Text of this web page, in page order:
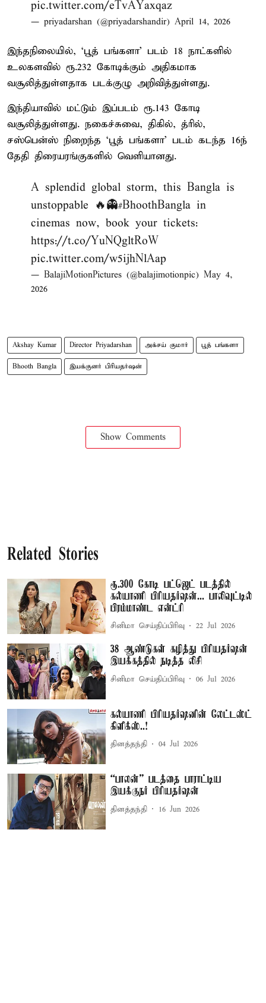
pic.twitter.com/eTvAYaxqaz
— priyadarshan (@priyadarshandir) April 14, 2026
இந்தநிலையில், ‘பூத் பங்களா’ படம் 18 நாட்களில்
உலகளவில் ரூ.232 கோடிக்கும் அதிகமாக
வசூலித்துள்ளதாக படக்குழு அறிவித்துள்ளது.
இந்தியாவில் மட்டும் இப்படம் ரூ.143 கோடி
வசூலித்துள்ளது. நகைச்சுவை, திகில், த்ரில்,
சஸ்பென்ஸ் நிறைந்த ‘பூத் பங்களா’ படம் கடந்த 16ந்
தேதி திரையரங்குகளில் வெளியானது.
A splendid global storm, this Bangla is
unstoppable 🔥👻#BhoothBangla in
cinemas now, book your tickets:
https://t.co/YuNQgltRoW
pic.twitter.com/w5ijhNlAap
— BalajiMotionPictures (@balajimotionpic) May 4,
2026
Akshay Kumar Director Priyadarshan அக்சய் குமார் பூத் பங்களா
Bhooth Bangla இயக்குனர் பிரியதர்ஷன்
Show Comments
Related Stories
ரூ.300 கோடி பட்ஜெட் படத்தில்
கல்யாணி பிரியதர்ஷன்... பாலிவுட்டில்
பிரம்மாண்ட என்ட்ரி
சினிமா செய்திப்பிரிவு 22 Jul 2026
38 ஆண்டுகள் கழித்து பிரியதர்ஷன்
இயக்கத்தில் நடித்த லிசி
சினிமா செய்திப்பிரிவு 06 Jul 2026
கல்யாணி பிரியதர்ஷனின் லேட்டஸ்ட்
கிளிக்ஸ்..!
தினத்தந்தி 04 Jul 2026
“பாலன்” படத்தை பாராட்டிய
இயக்குநர் பிரியதர்ஷன்
தினத்தந்தி 16 Jun 2026